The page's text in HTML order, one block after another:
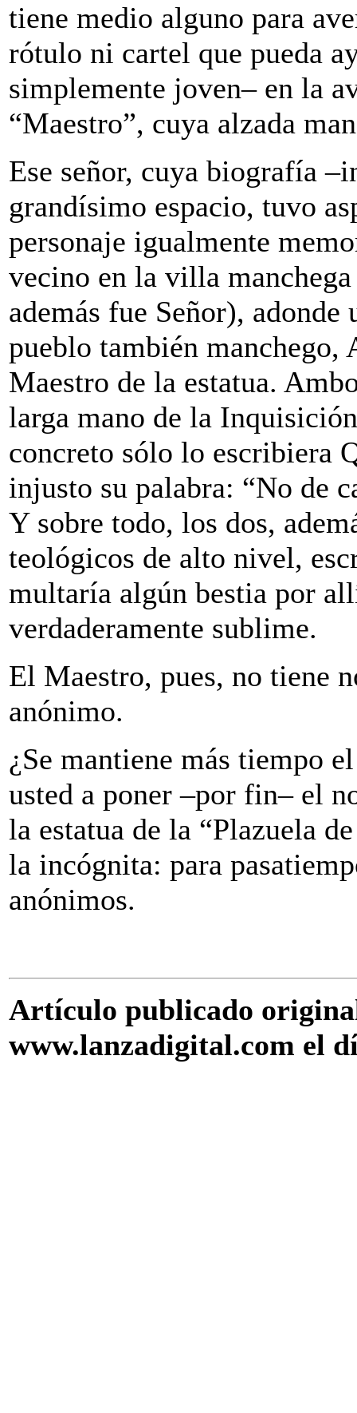
tiene medio alguno para
rótulo ni cartel que pueda
simplemente joven– en la
“Maestro”, cuya alzada
Ese señor, cuya biografía
grandísimo espacio, tuvo
personaje igualmente
vecino en la villa
además fue Señor),
pueblo también
Maestro de la estatua.
larga mano de la
concreto sólo lo escribiera
injusto su palabra: “No de
Y sobre todo, los dos,
teológicos de alto nivel,
multaría algún bestia por
verdaderamente sublime.
El Maestro, pues, no tiene
anónimo.
¿Se mantiene más tiempo
usted a poner –por fin– el
la estatua de la “Plazuela
la incógnita: para
anónimos.
Artículo publicado
www.lanzadigital.com el